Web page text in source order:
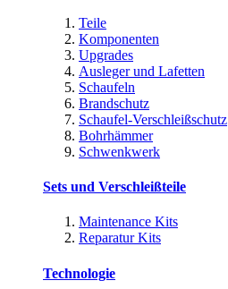
Teile
Komponenten
Upgrades
Ausleger und Lafetten
Schaufeln
Brandschutz
Schaufel-Verschleißschutz
Bohrhämmer
Schwenkwerk
Sets und Verschleißteile
Maintenance Kits
Reparatur Kits
Technologie